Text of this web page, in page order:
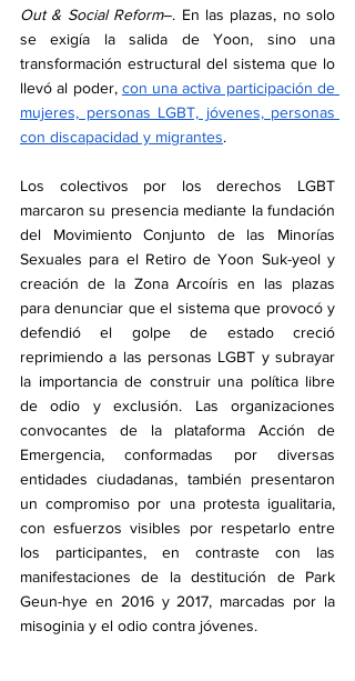
Out & Social Reform–. En las plazas, no solo
se exigía la salida de Yoon, sino una
transformación estructural del sistema que lo
llevó al poder, con una activa participación de
mujeres, personas LGBT, jóvenes, personas
con discapacidad y migrantes.
Los colectivos por los derechos LGBT
marcaron su presencia mediante la fundación
del Movimiento Conjunto de las Minorías
Sexuales para el Retiro de Yoon Suk-yeol y
creación de la Zona Arcoíris en las plazas
para denunciar que el sistema que provocó y
defendió el golpe de estado creció
reprimiendo a las personas LGBT y subrayar
la importancia de construir una política libre
de odio y exclusión. Las organizaciones
convocantes de la plataforma Acción de
Emergencia, conformadas por diversas
entidades ciudadanas, también presentaron
un compromiso por una protesta igualitaria,
con esfuerzos visibles por respetarlo entre
los participantes, en contraste con las
manifestaciones de la destitución de Park
Geun-hye en 2016 y 2017, marcadas por la
misoginia y el odio contra jóvenes.